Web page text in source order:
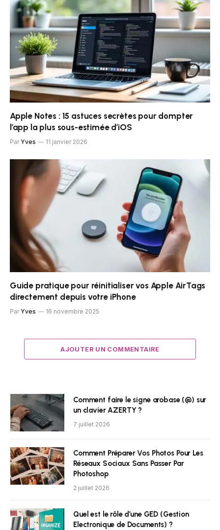
Apple Notes : 15 astuces secrètes pour dompter
l’app la plus sous-estimée d’iOS
Par Yves 11 janvier 2026
Guide pratique pour réinitialiser vos Apple AirTags
directement depuis votre iPhone
Par Yves 16 novembre 2025
AJOUTER UN COMMENTAIRE
Comment faire le signe arobase (@) sur
un clavier AZERTY ?
7 juillet 2026
Comment Préparer Vos Photos Pour Les
Réseaux Sociaux Sans Passer Par
Photoshop
2 juillet 2026
Quel est le rôle d’une GED (Gestion
Electronique de Documents) ?